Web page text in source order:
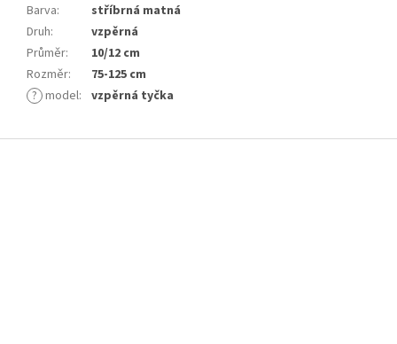
Barva:
stříbrná matná
Druh:
vzpěrná
Průměr:
10/12 cm
Rozměr:
75-125 cm
? model: vzpěrná tyčka